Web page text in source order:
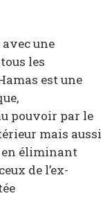
une
les
est une
pouvoir par le
mais aussi
en éliminant
de l’ex-